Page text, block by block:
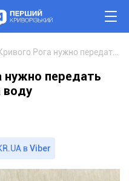
нужно передать
воду
вViber